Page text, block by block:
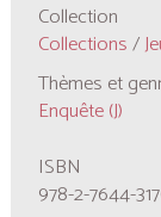
Collection
Collections/
Thèmes et
Enquête (J)
ISBN
978-2-7644-